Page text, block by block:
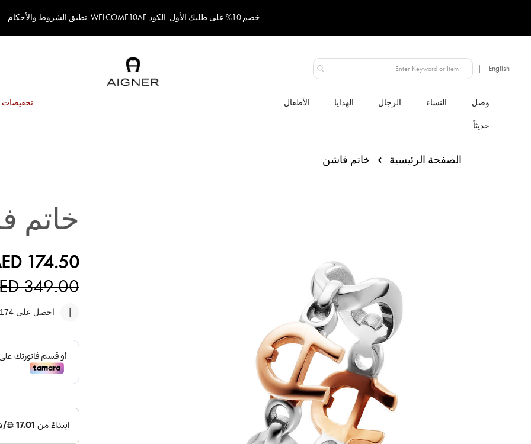
خصم 10% على طلبك الأول. الكود WELCOME10AE. تطبق الشروط والأحكام.
الإمارات العربية المتحدة
الصفحة الرئيسية خاتم فاشن
خاتم
174.50
349.00
احصل على 174